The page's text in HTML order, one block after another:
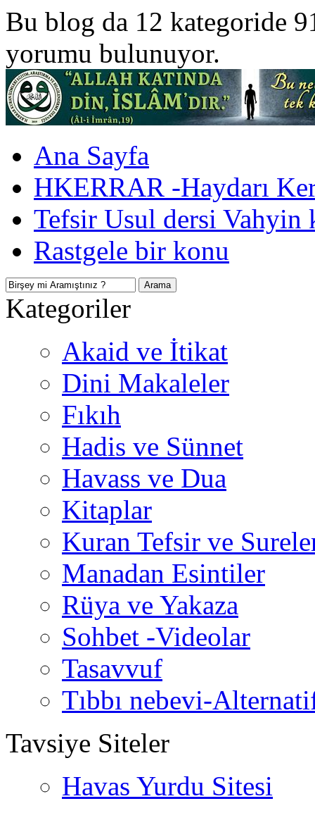
Bu blog da 12 kategoride
yorumu bulunuyor.
Ana Sayfa
HKERRAR -Haydarı
Tefsir Usul dersi Vahyin
Rastgele bir konu
Kategoriler
Akaid ve İtikat
Dini Makaleler
Fıkıh
Hadis ve Sünnet
Havass ve Dua
Kitaplar
Kuran Tefsir ve
Manadan Esintiler
Rüya ve Yakaza
Sohbet -Videolar
Tasavvuf
Tıbbı nebevi-
Tavsiye Siteler
Havas Yurdu Sitesi